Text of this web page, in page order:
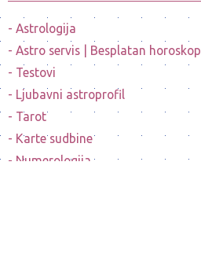
Astrologija
Astro servis | Besplatan horoskop
Testovi
Ljubavni astroprofil
Tarot
Karte sudbine
Numerologija